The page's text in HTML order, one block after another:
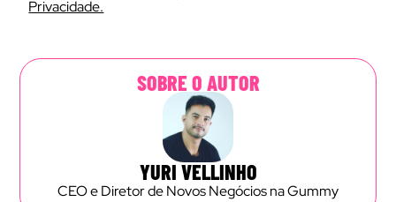
Privacidade.
SOBRE O AUTOR
YURI VELLINHO
CEO e Diretor de Novos Negócios na Gummy